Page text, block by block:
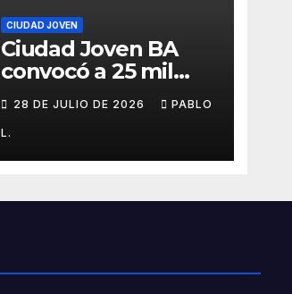
CIUDAD JOVEN
Ciudad Joven BA
convocó a 25 mil
personas
28 DE JULIO DE 2026 PABLO
L.